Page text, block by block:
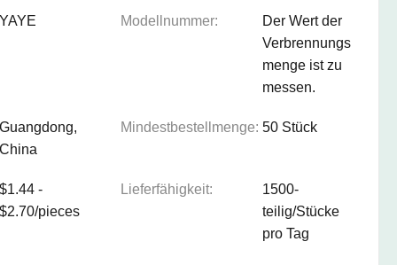
YAYE Modellnummer:
Der Wert der
Verbrennungs
menge ist zu
messen.
Guangdong,
China
Mindestbestellmenge: 50 Stück
$1.44 -
$2.70/pieces
Lieferfähigkeit:
1500-
teilig/Stücke
pro Tag